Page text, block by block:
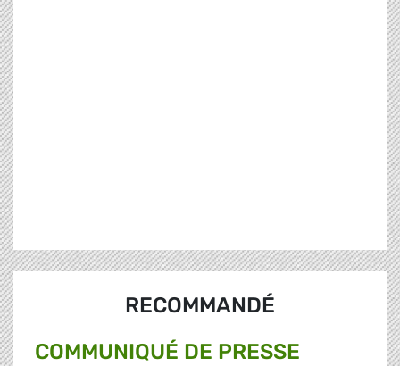
RECOMMANDÉ
COMMUNIQUÉ DE PRESSE